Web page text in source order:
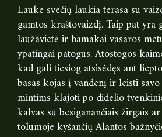
Lauke svečių laukia terasa su
gamtos kraštovaizdį. Taip pat yra
laužavietė ir hamakai vasaros
ypatingai patogus. Atostogos
kad gali tiesiog atsisėdęs ant
basas kojas į vandenį ir leisti
mintims klajoti po didelio
kalvas su besiganančiais žirgais
tolumoje kyšančių Alantos